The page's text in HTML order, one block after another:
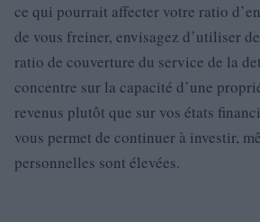
ce qui pourrait affecter votre ratio
de vous freiner, envisagez d’utiliser
ratio de couverture du service de la
concentre sur la capacité d’une
revenus plutôt que sur vos états
vous permet de continuer à investir,
personnelles sont élevées.